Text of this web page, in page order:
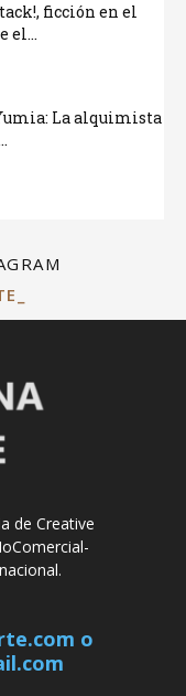
ficción en el
el...
La alquimista
de Creative
.
o